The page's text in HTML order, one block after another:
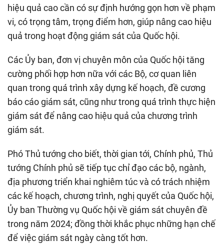
hiệu quả cao cần có sự định hướng gọn hơn về phạm
vi, có trọng tâm, trọng điểm hơn, giúp nâng cao hiệu
quả trong hoạt động giám sát của Quốc hội.
Các Ủy ban, đơn vị chuyên môn của Quốc hội tăng
cường phối hợp hơn nữa với các Bộ, cơ quan liên
quan trong quá trình xây dựng kế hoạch, đề cương
báo cáo giám sát, cũng như trong quá trình thực hiện
giám sát để nâng cao hiệu quả của chương trình
giám sát.
Phó Thủ tướng cho biết, thời gian tới, Chính phủ, Thủ
tướng Chính phủ sẽ tiếp tục chỉ đạo các bộ, ngành,
địa phương triển khai nghiêm túc và có trách nhiệm
các kế hoạch, chương trình, nghị quyết của Quốc hội,
Ủy ban Thường vụ Quốc hội về giám sát chuyên đề
trong năm 2024; đồng thời khắc phục những hạn chế
để việc giám sát ngày càng tốt hơn.